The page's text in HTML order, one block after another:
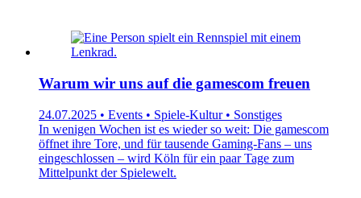
Warum wir uns auf die gamescom freuen
24.07.2025 • Events • Spiele-Kultur • Sonstiges
In wenigen Wochen ist es wieder so weit: Die gamescom
öffnet ihre Tore, und für tausende Gaming-Fans – uns
eingeschlossen – wird Köln für ein paar Tage zum
Mittelpunkt der Spielewelt.